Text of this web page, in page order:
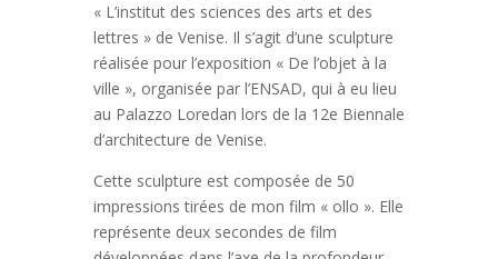
« L’institut des sciences des arts et des
lettres » de Venise. Il s’agit d’une sculpture
réalisée pour l’exposition « De l’objet à la
ville », organisée par l’ENSAD, qui à eu lieu
au Palazzo Loredan lors de la 12e Biennale
d’architecture de Venise.
Cette sculpture est composée de 50
impressions tirées de mon film « ollo ». Elle
représente deux secondes de film